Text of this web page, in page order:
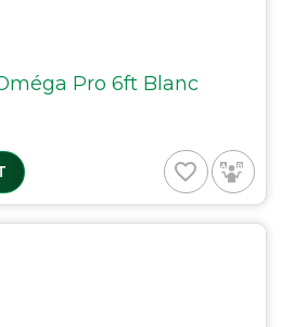
Pro 6ft Blanc
favorite_border